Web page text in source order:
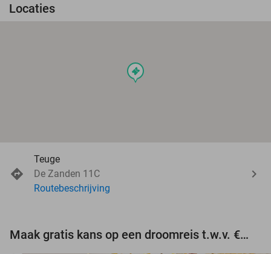
Locaties
events
Teuge
De Zanden 11C
Routebeschrijving
Maak gratis kans op een droomreis t.w.v. €3.000!